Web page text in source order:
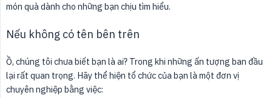
món quà dành cho những bạn chịu tìm hiểu.
Nếu không có tên bên trên
Ồ, chúng tôi chưa biết bạn là ai? Trong khi những ấn tượng ban đầu
lại rất quan trọng. Hãy thể hiện tổ chức của bạn là một đơn vị
chuyên nghiệp bằng việc: